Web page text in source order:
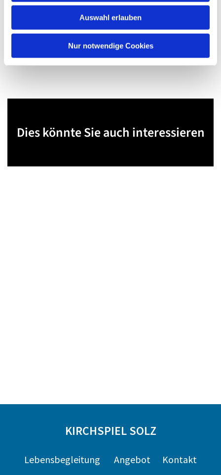
Auswahl erlauben
Nur notwendige Cookies
Dies könnte Sie auch interessieren
KIRCHSPIEL SOLZ
Lebensbegleitung Angebot Kontakt